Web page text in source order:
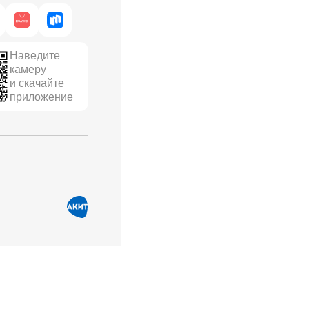
Наведите
камеру
и скачайте
приложение